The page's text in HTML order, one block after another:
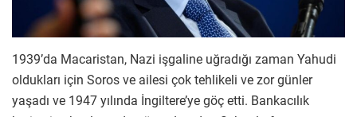
1939’da Macaristan, Nazi işgaline uğradığı zaman Yahudi
oldukları için Soros ve ailesi çok tehlikeli ve zor günler
yaşadı ve 1947 yılında İngiltere’ye göç etti. Bankacılık